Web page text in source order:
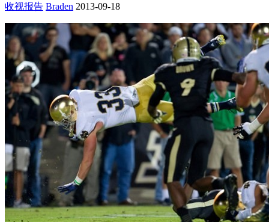
收视报告 Braden 2013-09-18